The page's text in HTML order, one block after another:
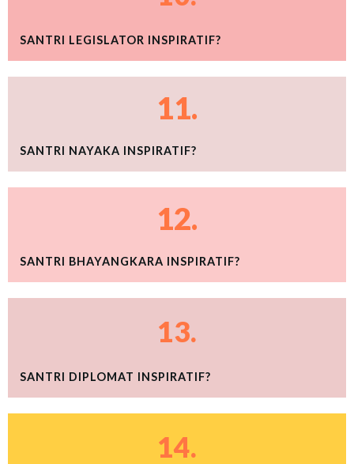
SANTRI LEGISLATOR INSPIRATIF?
11.
SANTRI NAYAKA INSPIRATIF?
12.
SANTRI BHAYANGKARA INSPIRATIF?
13.
SANTRI DIPLOMAT INSPIRATIF?
14.